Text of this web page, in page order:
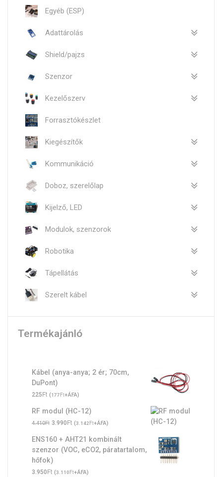
Egyéb (ESP)
Adattárolás
Shield/pajzs
Szenzor
Kezelőszerv
Forrasztókészlet
Kiegészítők
Kommunikáció
Doboz, szerelőlap
Kijelző, LED
Modulok, szenzorok
Robotika
Tápellátás
Szerelt kábel
Termékajánló
Kábel (anya-anya; 2 ér; 70cm,
DuPont)
225Ft (177Ft+ÁFA)
RF modul (HC-12)
4.410Ft Original
was:
4.410Ft.
3.990FtCurrent
is:
3.990Ft.
(3.142Ft+ÁFA)
ENS160 + AHT21 kombinált
szenzor (VOC, eCO2, páratartalom,
hőfok)
3.950Ft (3.110Ft+ÁFA)